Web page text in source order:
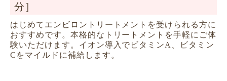
分］
はじめてエンビロントリートメントを受けられる方に
おすすめです。本格的なトリートメントを手軽にご体
験いただけます。イオン導入でビタミンA、ビタミン
Cをマイルドに補給します。